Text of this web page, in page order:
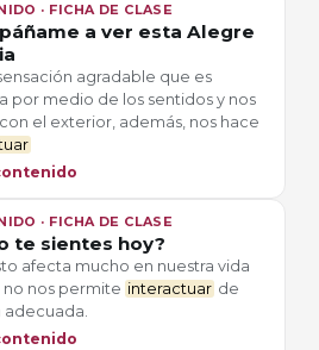
· FICHA DE CLASE
a ver esta Alegre
agradable que es
por medio de los sentidos y nos
el exterior, además, nos hace
· FICHA DE CLASE
te sientes hoy?
afecta mucho en nuestra vida
nos permite interactuar de
adecuada.